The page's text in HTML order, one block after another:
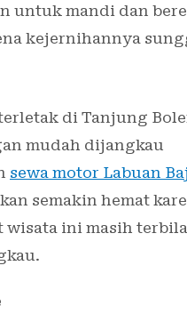
untuk mandi dan
kejernihannya
di Tanjung
mudah dijangkau
sewa motor Labuan
semakin hemat
wisata ini masih